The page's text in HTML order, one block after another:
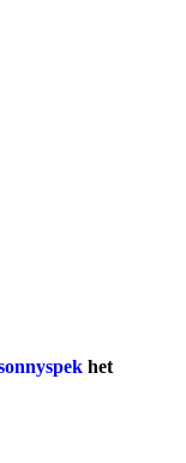
het